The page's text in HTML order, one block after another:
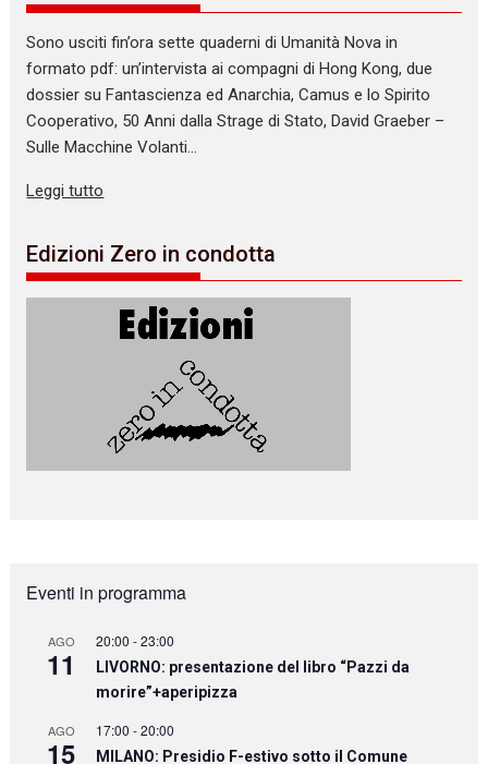
Sono usciti fin’ora sette quaderni di Umanità Nova in
formato pdf: un’intervista ai compagni di Hong Kong, due
dossier su Fantascienza ed Anarchia, Camus e lo Spirito
Cooperativo, 50 Anni dalla Strage di Stato, David Graeber –
Sulle Macchine Volanti…
Leggi tutto
Edizioni Zero in condotta
Eventi in programma
AGO
11
20:00 -23:00
LIVORNO: presentazione del libro “Pazzi da
morire”+aperipizza
AGO
15
17:00 -20:00
MILANO: Presidio F-estivo sotto il Comune